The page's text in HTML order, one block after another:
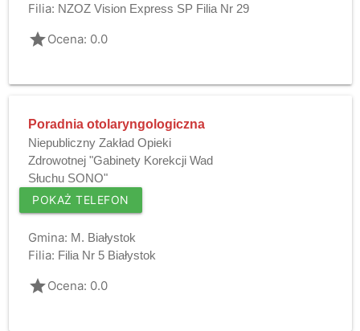
Filia: NZOZ Vision Express SP Filia Nr 29
gradeOcena: 0.0
Poradnia otolaryngologiczna
Niepubliczny Zakład Opieki
Zdrowotnej "Gabinety Korekcji Wad
Słuchu SONO"
POKAŻ TELEFON
Gmina: M. Białystok
Filia: Filia Nr 5 Białystok
gradeOcena: 0.0